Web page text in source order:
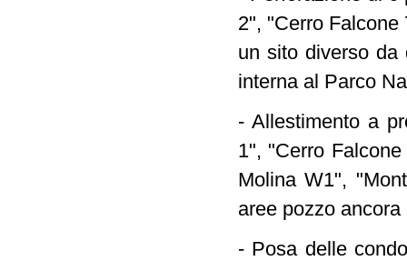
2", "Cerro
un sito diverso da
interna al Parco
- Allestimento a
1", "Cerro
Molina W1",
aree pozzo
- Posa delle